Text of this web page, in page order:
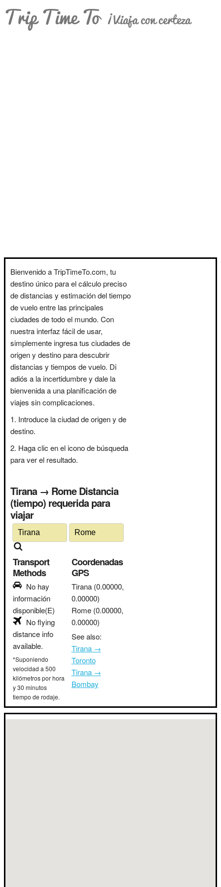
Trip Time To ¡Viaja con certeza
Bienvenido a TripTimeTo.com, tu
destino único para el cálculo preciso
de distancias y estimación del tiempo
de vuelo entre las principales
ciudades de todo el mundo. Con
nuestra interfaz fácil de usar,
simplemente ingresa tus ciudades de
origen y destino para descubrir
distancias y tiempos de vuelo. Di
adiós a la incertidumbre y dale la
bienvenida a una planificación de
viajes sin complicaciones.
Introduce la ciudad de origen y de
destino.
Haga clic en el icono de búsqueda
para ver el resultado.
Tirana → Rome Distancia
(tiempo) requerida para
viajar
Transport
Methods
No hay
información
disponible(E)
No flying
distance info
available.
*Suponiendo
velocidad a 500
kilómetros por hora
y 30 minutos
tiempo de rodaje.
Coordenadas
GPS
Tirana (0.00000,
0.00000)
Rome (0.00000,
0.00000)
See also:
Tirana →
Toronto
Tirana →
Bombay